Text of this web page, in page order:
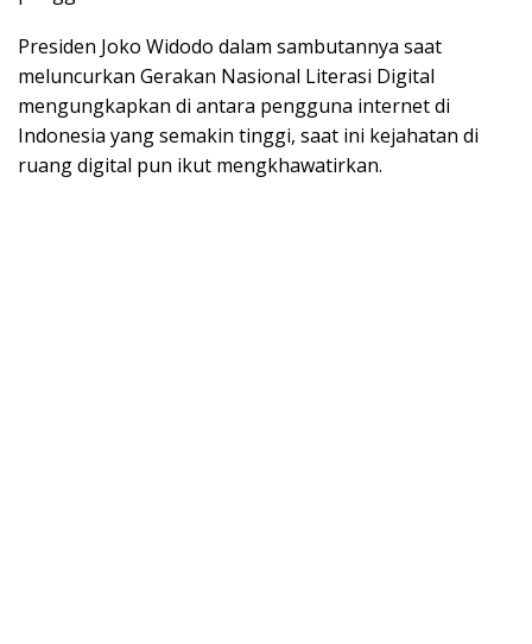
Presiden Joko Widodo dalam sambutannya saat
meluncurkan Gerakan Nasional Literasi Digital
mengungkapkan di antara pengguna internet di
Indonesia yang semakin tinggi, saat ini kejahatan di
ruang digital pun ikut mengkhawatirkan.